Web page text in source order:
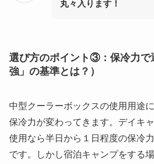
丸々入ります！
選び方のポイント③：保冷力で
強」の基準とは？）
中型クーラーボックスの使用用途
保冷力が変わってきます。デイキ
使用なら半日から１日程度の保冷
です。しかし宿泊キャンプをする